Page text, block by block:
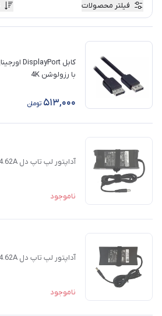
فیلتر محصولات
با رزولوشن 4K
513,000 تومان
آداپتور لپ تاپ دل 19.5V 4.62A ضخیم
ناموجود
آداپتور لپ تاپ دل 19.5V 4.62A
ناموجود